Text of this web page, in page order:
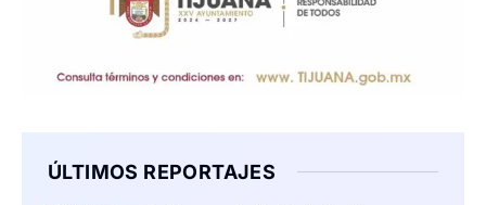
ÚLTIMOS REPORTAJES